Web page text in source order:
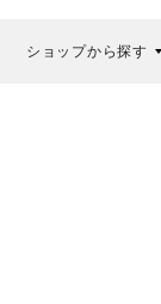
ショップから探す